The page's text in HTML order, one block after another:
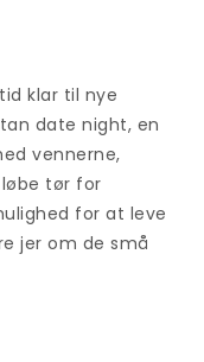
klar til nye
date night, en
vennerne,
tør for
for at leve
jer om de små